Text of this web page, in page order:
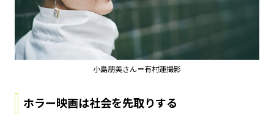
小島朋美さん＝有村蓮撮影
ホラー映画は社会を先取りする